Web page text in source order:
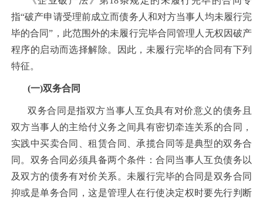
指“破产申请受理前成立而债务人和对方当事人均未履行完
毕的合同”，此范围外的未履行完毕合同管理人无权因破产
程序的启动而选择解除。因此，未履行完毕的合同有下列
特征。
(一)双务合同
双务合同是指双方当事人互负具有对价意义的债务且
双方当事人的主给付义务之间具有密切牵连关系的合同，
实践中买卖合同、租赁合同、承揽合同等是典型的双务合
同。双务合同必须具备两个条件：合同当事人互负债务以
及双方的债务有对价关系。未履行完毕的合同是双务合同
抑或是单务合同，这是管理人在行使决定权时要先行判断